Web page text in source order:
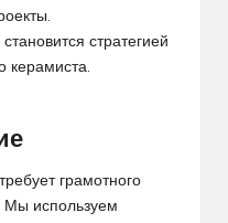
становится стратегией
керамиста.
требует грамотного
Мы используем